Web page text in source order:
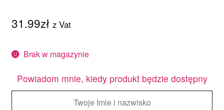
31.99zł z Vat
Brak w magazynie
Powiadom mnie, kiedy produkt będzie dostępny